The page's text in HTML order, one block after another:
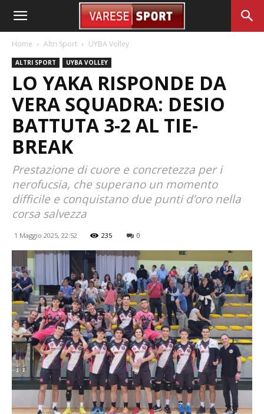
Home Altri Sport UYBA Volley
ALTRI SPORT UYBA VOLLEY
LO YAKA RISPONDE DA
VERA SQUADRA: DESIO
BATTUTA 3-2 AL TIE-
BREAK
Prestazione di cuore e concretezza per i
nerofucsia, che superano un momento
difficile e conquistano due punti d’oro nella
corsa salvezza
1 Maggio 2025, 22:52 235 0